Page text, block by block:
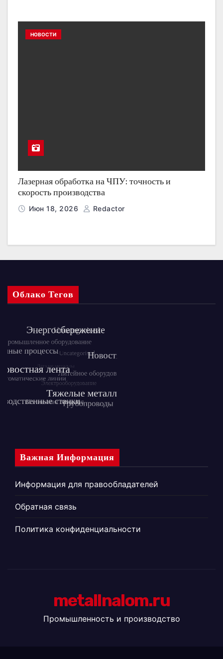
НОВОСТИ
Лазерная обработка на ЧПУ: точность и
скорость производства
Июн 18, 2026 Redactor
Облако Тегов
Важная Информация
Информация для правообладателей
Обратная связь
Политика конфиденциальности
metallnalom.ru
Промышленность и производство